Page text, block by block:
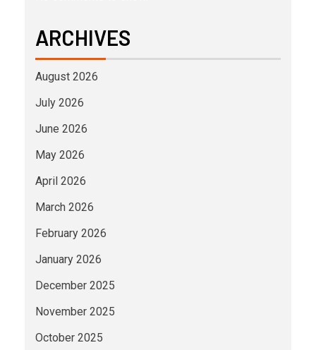
ARCHIVES
August 2026
July 2026
June 2026
May 2026
April 2026
March 2026
February 2026
January 2026
December 2025
November 2025
October 2025